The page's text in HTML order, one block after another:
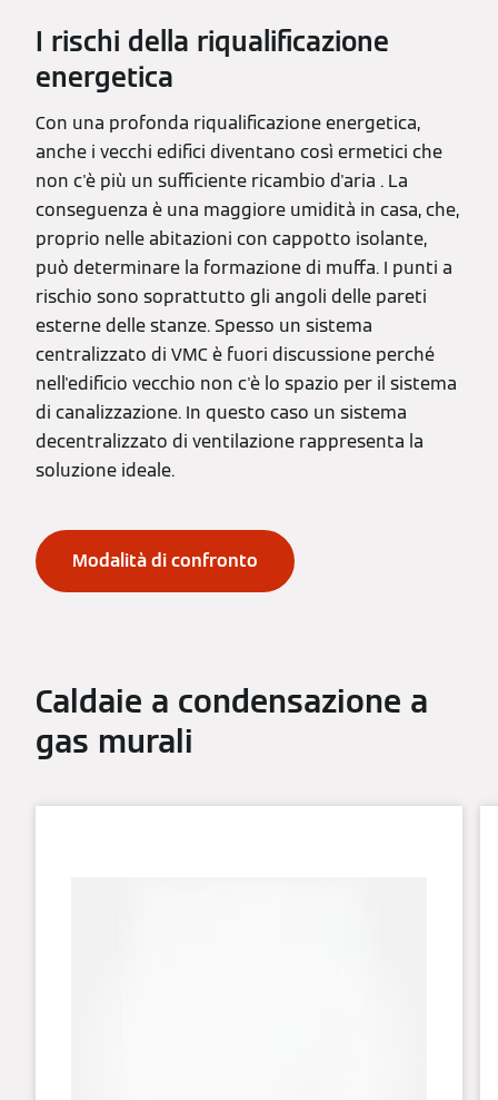
I rischi della riqualificazione
energetica
Con una profonda riqualificazione energetica,
anche i vecchi edifici diventano così ermetici che
non c'è più un sufficiente ricambio d'aria . La
conseguenza è una maggiore umidità in casa, che,
proprio nelle abitazioni con cappotto isolante,
può determinare la formazione di muffa. I punti a
rischio sono soprattutto gli angoli delle pareti
esterne delle stanze. Spesso un sistema
centralizzato di VMC è fuori discussione perché
nell'edificio vecchio non c'è lo spazio per il sistema
di canalizzazione. In questo caso un sistema
decentralizzato di ventilazione rappresenta la
soluzione ideale.
Modalità di confronto
Caldaie a condensazione a
gas murali